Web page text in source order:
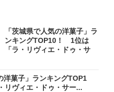
「茨城県で人気の洋菓子」ラ
ンキングTOP10！ 1位は
「ラ・リヴィエ・ドゥ・サ
洋菓子」ランキングTOP1
ヴィエ・ドゥ・サー...